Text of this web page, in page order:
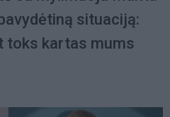
situaciją:
toks kartas mums